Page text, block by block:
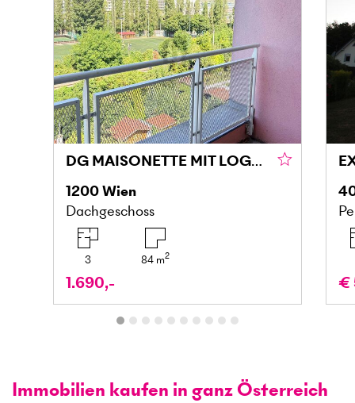
DG MAISONETTE MIT LOGGIA UND GRÜNBLICK IN DONAU NÄHE
1200Wien
Dachgeschoss
3 84m2
1.690,- €
Immobilien kaufen in ganz Österreich